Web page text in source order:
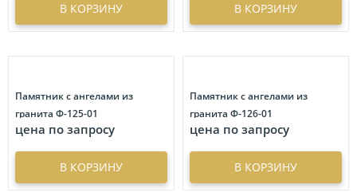
В КОРЗИНУ В КОРЗИНУ
Памятник с ангелами из
гранита Ф-125-01
цена по запросу
В КОРЗИНУ
Памятник с ангелами из
гранита Ф-126-01
цена по запросу
В КОРЗИНУ